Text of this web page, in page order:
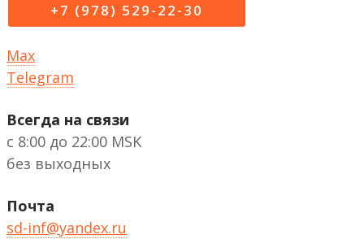
+7 (978) 529-22-30
Max
Telegram
Всегда на связи
с 8:00 до 22:00 MSK
без выходных
Почта
sd-inf@yandex.ru